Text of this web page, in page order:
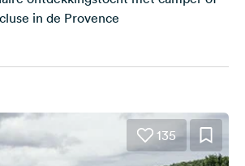
in de Provence
135